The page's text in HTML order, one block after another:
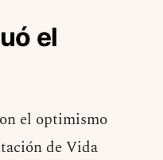
el
el optimismo
de Vida